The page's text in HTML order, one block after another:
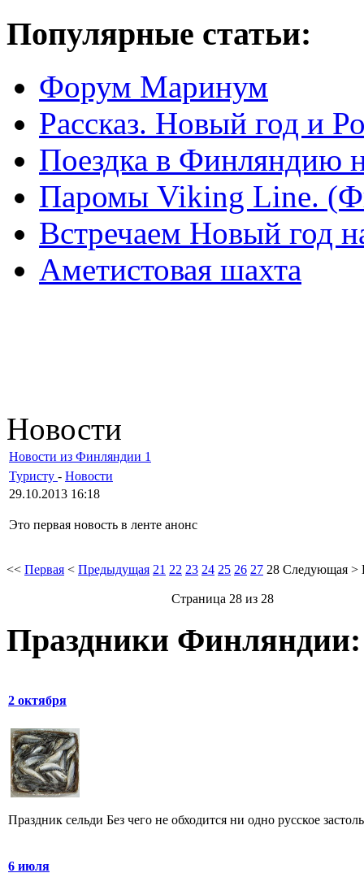
Популярные статьи:
Форум Маринум
Рассказ. Новый год и
Поездка в Финляндию
Паромы Viking Line.
Встречаем Новый год
Аметистовая шахта
Новости
Новости из Финляндии 1
Туристу - Новости
29.10.2013 16:18
Это первая новость в ленте анонс
<< Первая < Предыдущая 21 22 23 24 25 26 27 28 Следующая >
Страница 28 из 28
Праздники Финляндии:
2 октября
Праздник сельди Без чего не обходится ни одно русское
6 июля